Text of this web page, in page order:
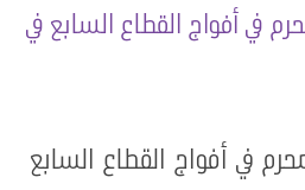
في أفواج القطاع السابع في
في أفواج القطاع السابع